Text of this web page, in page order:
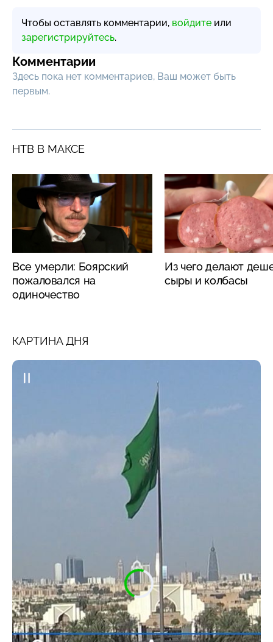
Чтобы оставлять комментарии, войдите или
зарегистрируйтесь.
Комментарии
Здесь пока нет комментариев, Ваш может быть
первым.
НТВ В МАКСЕ
Все умерли: Боярский
пожаловался на
одиночество
Из чего делают
сыры и колбасы
КАРТИНА ДНЯ